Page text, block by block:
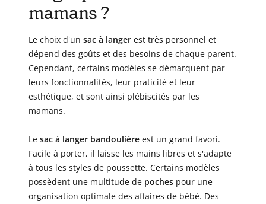
mamans ?
Le choix d'un sac à langer est très personnel et
dépend des goûts et des besoins de chaque parent.
Cependant, certains modèles se démarquent par
leurs fonctionnalités, leur praticité et leur
esthétique, et sont ainsi plébiscités par les
mamans.
Le sac à langer bandoulière est un grand favori.
Facile à porter, il laisse les mains libres et s'adapte
à tous les styles de poussette. Certains modèles
possèdent une multitude de poches pour une
organisation optimale des affaires de bébé. Des